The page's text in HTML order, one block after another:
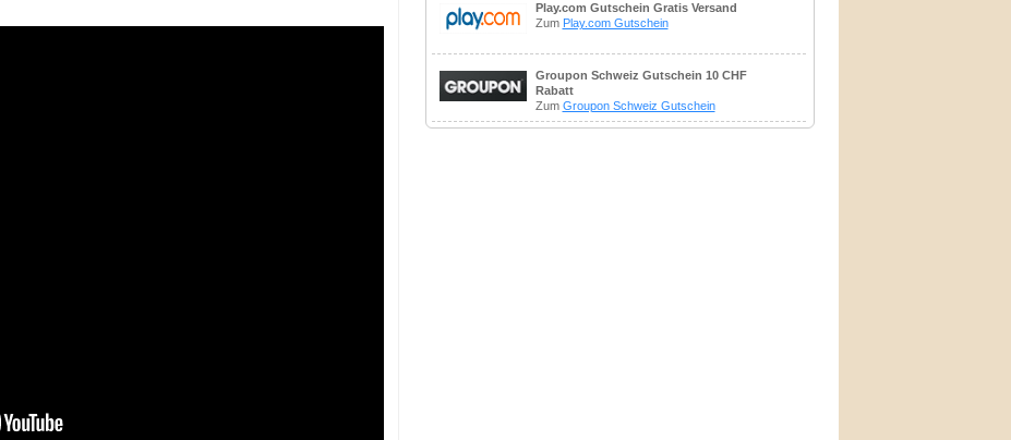
Play.com Gutschein Gratis Versand
Zum Play.com Gutschein
Groupon Schweiz Gutschein 10 CHF
Rabatt
Zum Groupon Schweiz Gutschein